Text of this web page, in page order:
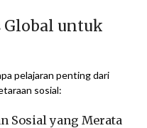
untuk
pelajaran penting dari
sosial:
Sosial yang Merata